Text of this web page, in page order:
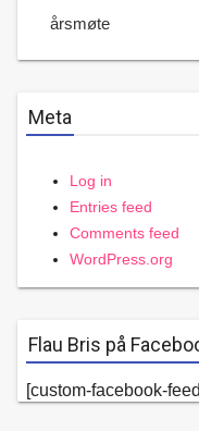
årsmøte
Meta
Log in
Entries feed
Comments feed
WordPress.org
Flau Bris på
[custom-facebook-